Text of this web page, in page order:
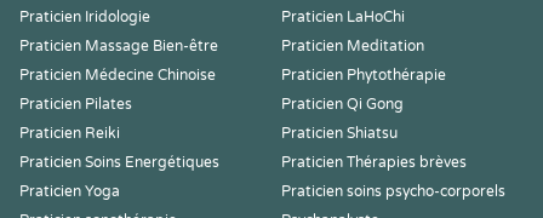
Praticien Iridologie
Praticien LaHoChi
Praticien Massage Bien-être
Praticien Meditation
Praticien Médecine Chinoise
Praticien Phytothérapie
Praticien Pilates
Praticien Qi Gong
Praticien Reiki
Praticien Shiatsu
Praticien Soins Energétiques
Praticien Thérapies brèves
Praticien Yoga
Praticien soins psycho-corporels